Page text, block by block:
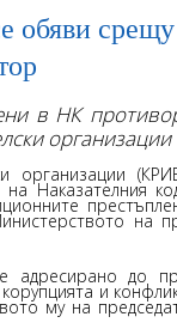
обяви
в НК
организации
организации
Наказателния
на
адресирано до
и
му на